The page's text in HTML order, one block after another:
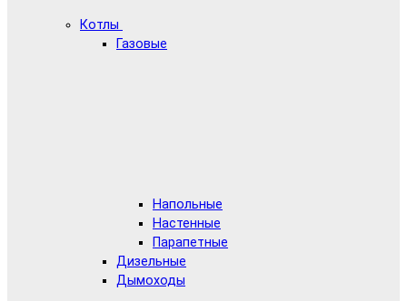
Котлы
Газовые
Напольные
Настенные
Парапетные
Дизельные
Дымоходы